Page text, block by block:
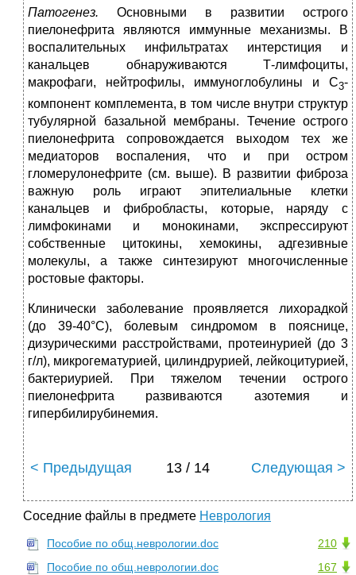
Патогенез. Основными в развитии острого
пиелонефрита являются иммунные механизмы. В
воспалительных инфильтратах интерстиция и
канальцев обнаруживаются Т-лимфоциты,
макрофаги, нейтрофилы, иммуноглобулины и C3-
компонент комплемента, в том числе внутри структур
тубулярной базальной мембраны. Течение острого
пиелонефрита сопровождается выходом тех же
медиаторов воспаления, что и при остром
гломерулонефрите (см. выше). В развитии фиброза
важную роль играют эпителиальные клетки
канальцев и фибробласты, которые, наряду с
лимфокинами и монокинами, экспрессируют
собственные цитокины, хемокины, адгезивные
молекулы, а также синтезируют многочисленные
ростовые факторы.
Клинически заболевание проявляется лихорадкой
(до 39-40°С), болевым синдромом в пояснице,
дизурическими расстройствами, протеинурией (до 3
г/л), микрогематурией, цилиндрурией, лейкоцитурией,
бактериурией. При тяжелом течении острого
пиелонефрита развиваются азотемия и
гипербилирубинемия.
< Предыдущая 13 / 14 Следующая >
Соседние файлы в предмете Неврология
210
Пособие по общ.неврологии.doc
167
Пособие по общ.неврологии.doc